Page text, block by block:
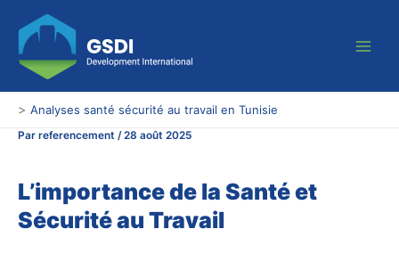
contenu
> Analyses santé sécurité au travail en Tunisie
Par referencement /28 août 2025
L’importance de la Santé et
Sécurité au Travail